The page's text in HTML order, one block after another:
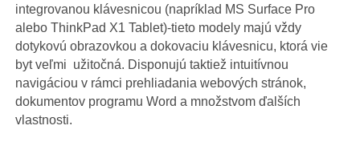
integrovanou klávesnicou (napríklad MS Surface Pro
alebo ThinkPad X1 Tablet)-tieto modely majú vždy
dotykovú obrazovkou a dokovaciu klávesnicu, ktorá vie
byt veľmi užitočná. Disponujú taktiež intuitívnou
navigáciou v rámci prehliadania webových stránok,
dokumentov programu Word a množstvom ďalších
vlastnosti.